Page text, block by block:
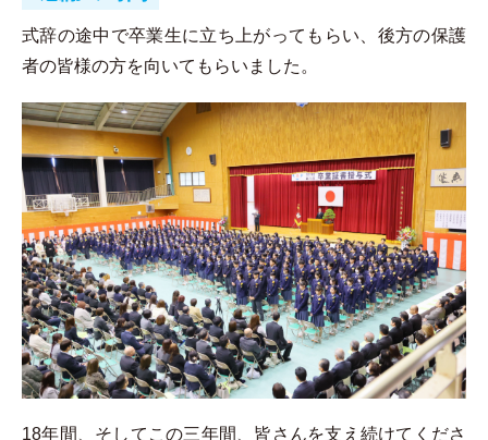
式辞の途中で卒業生に立ち上がってもらい、後方の保護
者の皆様の方を向いてもらいました。
18年間、そしてこの三年間、皆さんを支え続けてくださ